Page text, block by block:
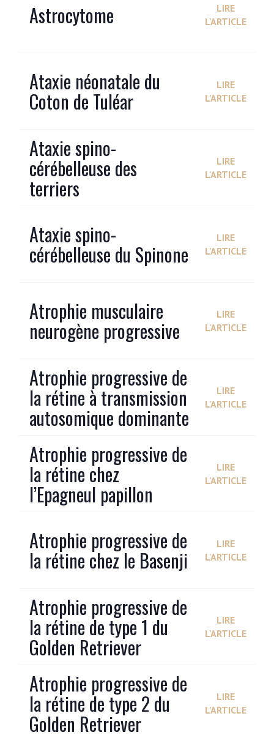
Astrocytome
LIRE
L'ARTICLE
Ataxie néonatale du
Coton de Tuléar
LIRE
L'ARTICLE
Ataxie spino-
cérébelleuse des
terriers
LIRE
L'ARTICLE
Ataxie spino-
cérébelleuse du Spinone
LIRE
L'ARTICLE
Atrophie musculaire
neurogène progressive
LIRE
L'ARTICLE
Atrophie progressive de
la rétine à transmission
autosomique dominante
LIRE
L'ARTICLE
Atrophie progressive de
la rétine chez
l’Epagneul papillon
LIRE
L'ARTICLE
Atrophie progressive de
la rétine chez le Basenji
LIRE
L'ARTICLE
Atrophie progressive de
la rétine de type 1 du
Golden Retriever
LIRE
L'ARTICLE
Atrophie progressive de
la rétine de type 2 du
Golden Retriever
LIRE
L'ARTICLE